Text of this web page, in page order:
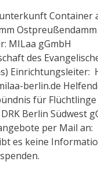
Container
Ostpreußendamm
MILaa gGmbH
des
Einrichtungsleiter:
berlin.de
für
Berlin Südwest
per Mail an:
es keine